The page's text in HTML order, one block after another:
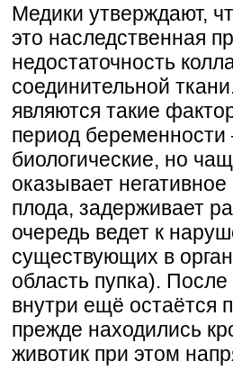
Медики утверждают,
это наследственная
недостаточность
соединительной
являются такие
период
биологические, но
оказывает
плода, задерживает
очередь ведет к
существующих в
область пупка).
внутри ещё остаётся
прежде находились
животик при этом